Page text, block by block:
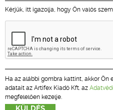
Kérjük, itt igazolja, hogy Ön valós
Ha az alábbi gombra kattint, akkor
adatait az Artifex Kiadó Kft. az
megfelelően kezelje.